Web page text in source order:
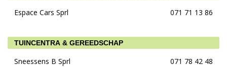
Espace Cars Sprl 071 71 13 86
TUINCENTRA & GEREEDSCHAP
Sneessens B Sprl 071 78 42 48